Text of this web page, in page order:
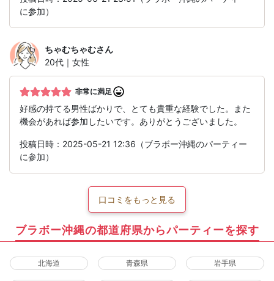
に参加）
ちゃむちゃむさん
20代｜女性
非常に満足
好感の持てる男性ばかりで、とても貴重な経験でした。また
機会があれば参加したいです。ありがとうございました。
投稿日時：2025-05-21 12:36（ブラボー沖縄のパーティー
に参加）
口コミをもっと見る
ブラボー沖縄の都道府県からパーティーを探す
北海道 青森県 岩手県